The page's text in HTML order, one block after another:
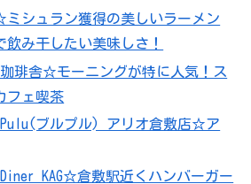
ミシュラン獲得の美しいラーメン
飲み干したい美味しさ！
琲舎☆モーニングが特に人気！ス
フェ喫茶
ブルプル) アリオ倉敷店☆ア
KAG☆倉敷駅近くハンバーガー